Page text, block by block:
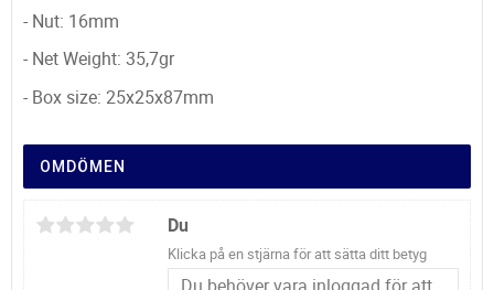
- Nut: 16mm
- Net Weight: 35,7gr
- Box size: 25x25x87mm
OMDÖMEN
Du
Klicka på en stjärna för att sätta ditt betyg